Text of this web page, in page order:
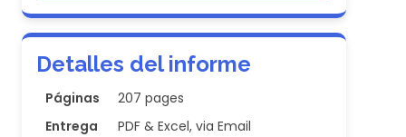
Detalles del informe
Páginas
207 pages
Entrega
PDF & Excel, via Email